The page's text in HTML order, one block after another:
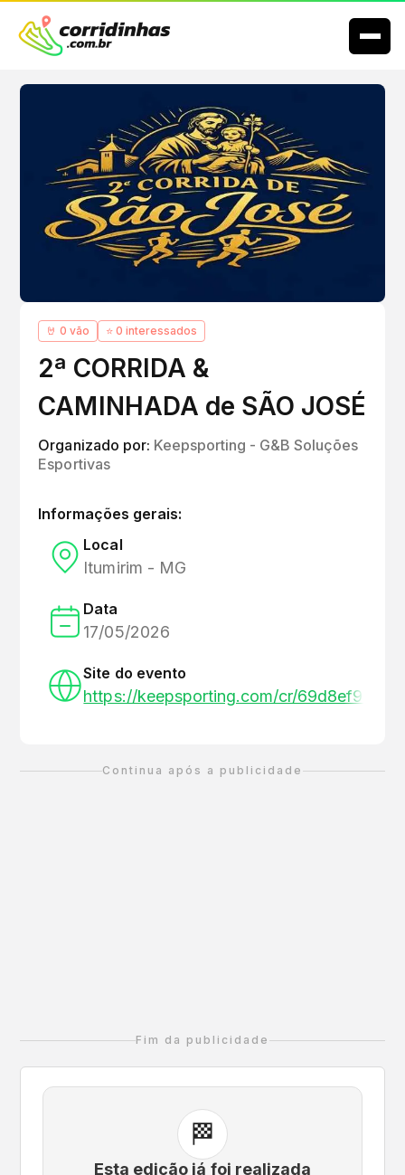
🤘 0 vão ⭐ 0 interessados
2ª CORRIDA &
CAMINHADA de SÃO JOSÉ
Organizado por: Keepsporting - G&B Soluções
Esportivas
Informações gerais:
Local
Itumirim - MG
Data
17/05/2026
Site do evento
https://keepsporting.com/cr/
Continua após a publicidade
Fim da publicidade
🏁
Esta edição já foi realizada